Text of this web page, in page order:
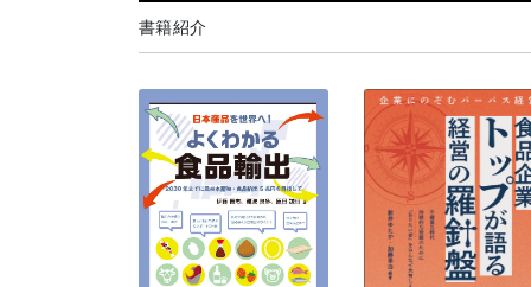
書籍紹介